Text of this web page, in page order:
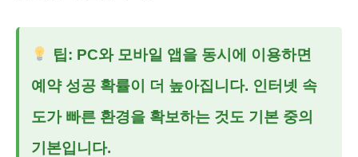
팁: PC와 모바일 앱을 동시에 이용하면
예약 성공 확률이 더 높아집니다. 인터넷 속
도가 빠른 환경을 확보하는 것도 기본 중의
기본입니다.